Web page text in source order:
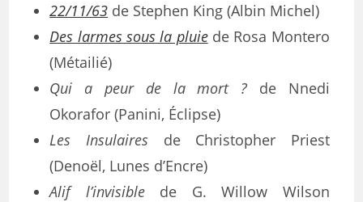
22/11/63 de Stephen King (Albin Michel)
Des larmes sous la pluiede Rosa Montero
(Métailié)
Qui a peur de la mort ? de Nnedi
Okorafor (Panini, Éclipse)
Les Insulaires de Christopher Priest
(Denoël, Lunes d’Encre)
Alif l’invisiblede G. Willow Wilson